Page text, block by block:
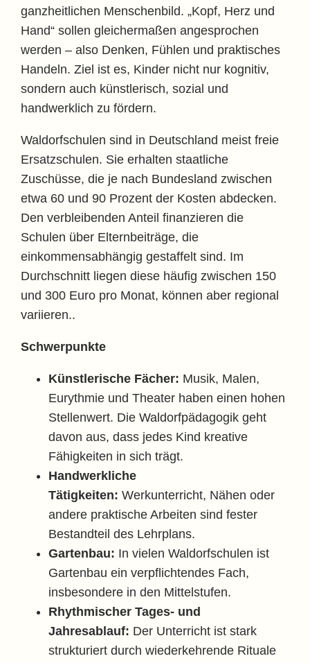
ganzheitlichen Menschenbild. „Kopf, Herz und
Hand“ sollen gleichermaßen angesprochen
werden – also Denken, Fühlen und praktisches
Handeln. Ziel ist es, Kinder nicht nur kognitiv,
sondern auch künstlerisch, sozial und
handwerklich zu fördern.
Waldorfschulen sind in Deutschland meist freie
Ersatzschulen. Sie erhalten staatliche
Zuschüsse, die je nach Bundesland zwischen
etwa 60 und 90 Prozent der Kosten abdecken.
Den verbleibenden Anteil finanzieren die
Schulen über Elternbeiträge, die
einkommensabhängig gestaffelt sind. Im
Durchschnitt liegen diese häufig zwischen 150
und 300 Euro pro Monat, können aber regional
variieren..
Schwerpunkte
Künstlerische Fächer: Musik, Malen,
Eurythmie und Theater haben einen hohen
Stellenwert. Die Waldorfpädagogik geht
davon aus, dass jedes Kind kreative
Fähigkeiten in sich trägt.
Handwerkliche
Tätigkeiten: Werkunterricht, Nähen oder
andere praktische Arbeiten sind fester
Bestandteil des Lehrplans.
Gartenbau: In vielen Waldorfschulen ist
Gartenbau ein verpflichtendes Fach,
insbesondere in den Mittelstufen.
Rhythmischer Tages- und
Jahresablauf: Der Unterricht ist stark
strukturiert durch wiederkehrende Rituale